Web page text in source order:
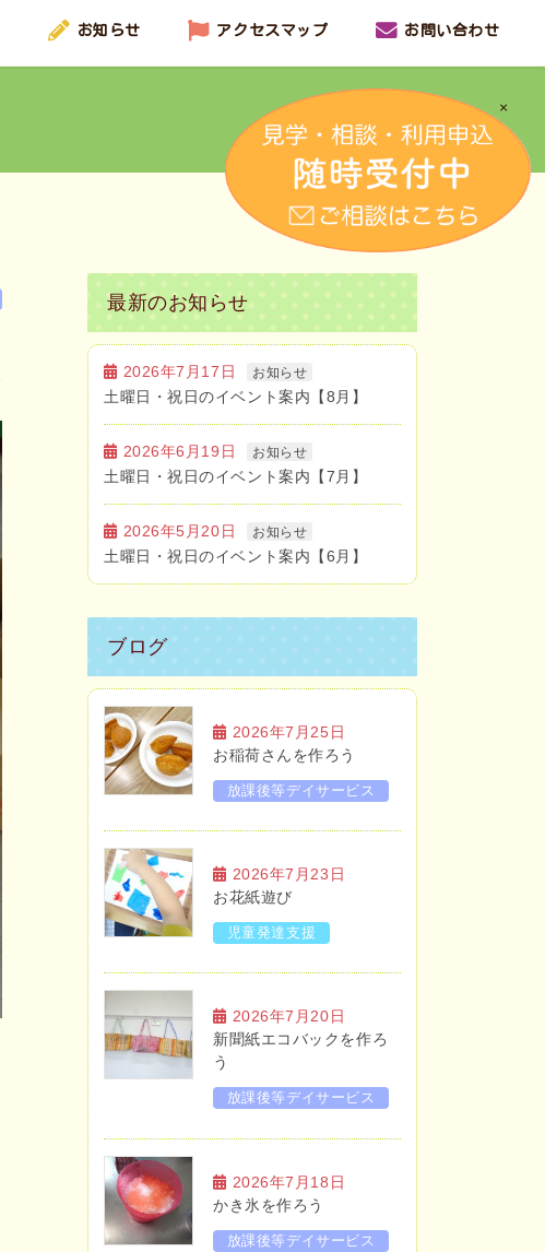
お知らせ アクセスマップ お問い合わせ
最新のお知らせ
2026年7月17日 お知らせ
土曜日・祝日のイベント案内【8月】
2026年6月19日 お知らせ
土曜日・祝日のイベント案内【7月】
2026年5月20日 お知らせ
土曜日・祝日のイベント案内【6月】
ブログ
2026年7月25日
お稲荷さんを作ろう
放課後等デイサービス
2026年7月23日
お花紙遊び
児童発達支援
2026年7月20日
新聞紙エコバックを作ろ
う
放課後等デイサービス
2026年7月18日
かき氷を作ろう
放課後等デイサービス
×